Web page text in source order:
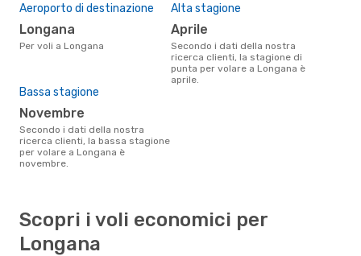
Aeroporto di destinazione
Longana
Per voli a Longana
Alta stagione
aprile
Secondo i dati della nostra
ricerca clienti, la stagione di
punta per volare a Longana è
aprile.
Bassa stagione
novembre
Secondo i dati della nostra
ricerca clienti, la bassa stagione
per volare a Longana è
novembre.
Scopri i voli economici per
Longana